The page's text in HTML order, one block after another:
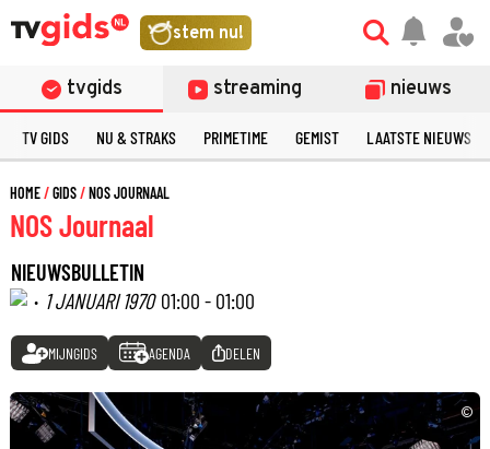
stem nu!
tvgids streaming nieuws
TV GIDS NU & STRAKS PRIMETIME GEMIST LAATSTE NIEUWS
HOME GIDS NOS JOURNAAL
NOS Journaal
NIEUWSBULLETIN
· 1 JANUARI 1970 01:00 - 01:00
MIJNGIDS AGENDA DELEN
©